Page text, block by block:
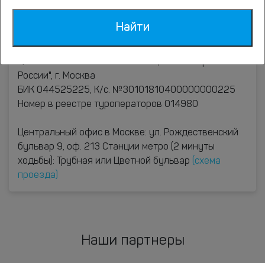
Найти
ООО "Система бронирования Путевка"
ИНН 7725851033 / КПП 770201001 / ОГРН
5147746438175
России", г. Москва
БИК 044525225, К/с. №30101810400000000225
Номер в реестре туроператоров 014980
Центральный офис в Москве: ул. Рождественский
бульвар 9, оф. 213 Станции метро (2 минуты
ходьбы): Трубная или Цветной бульвар
(схема
проезда)
Наши партнеры